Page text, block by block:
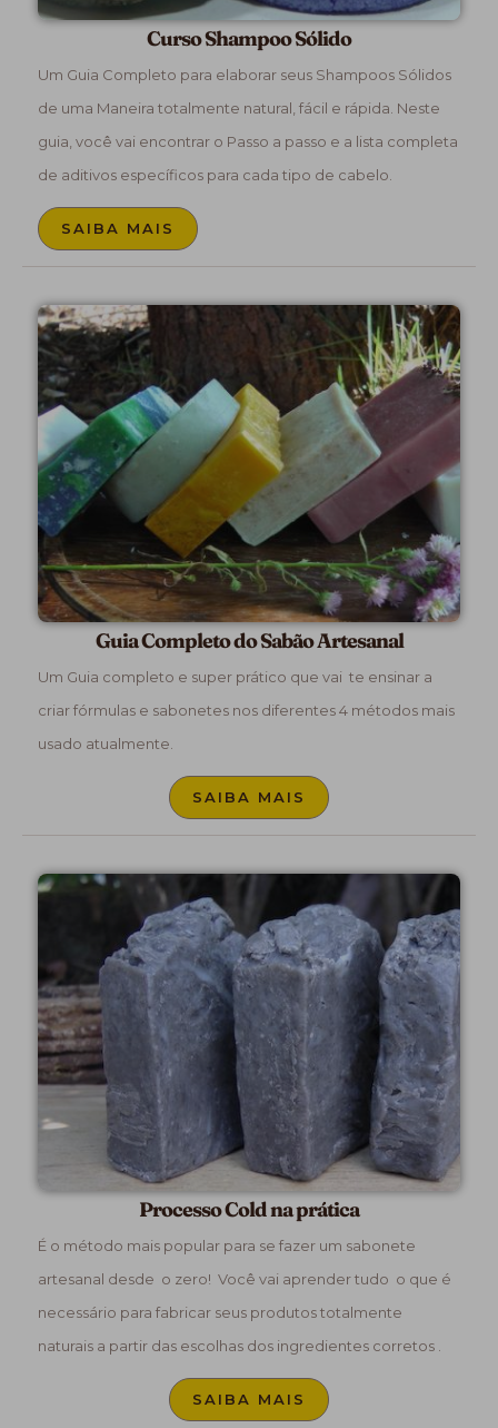
Curso Shampoo Sólido
Um Guia Completo para elaborar seus Shampoos Sólidos
de uma Maneira totalmente natural, fácil e rápida. Neste
guia, você vai encontrar o Passo a passo e a lista completa
de aditivos específicos para cada tipo de cabelo.
SAIBA MAIS
Guia Completo do Sabão Artesanal
Um Guia completo e super prático que vai te ensinar a
criar fórmulas e sabonetes nos diferentes 4 métodos mais
usado atualmente.
SAIBA MAIS
Processo Cold na prática
É o método mais popular para se fazer um sabonete
artesanal desde o zero! Você vai aprender tudo o que é
necessário para fabricar seus produtos totalmente
naturais a partir das escolhas dos ingredientes corretos .
SAIBA MAIS